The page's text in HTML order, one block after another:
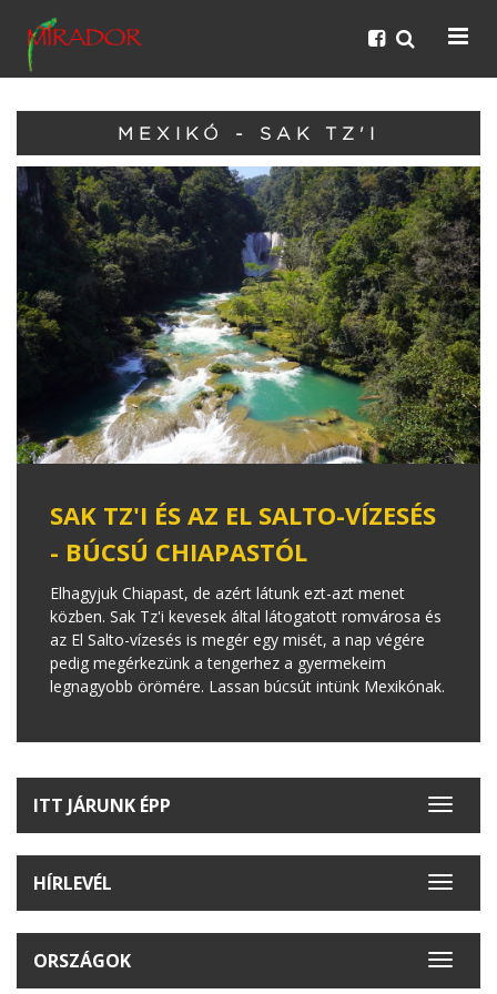
MEXIKÓ - SAK TZ'I
SAK TZ'I ÉS AZ EL SALTO-VÍZESÉS
- BÚCSÚ CHIAPASTÓL
Elhagyjuk Chiapast, de azért látunk ezt-azt menet
közben. Sak Tz'i kevesek által látogatott romvárosa és
az El Salto-vízesés is megér egy misét, a nap végére
pedig megérkezünk a tengerhez a gyermekeim
legnagyobb örömére. Lassan búcsút intünk Mexikónak.
Toggle
ITT JÁRUNK ÉPP
Toggle
HÍRLEVÉL
Toggle
ORSZÁGOK